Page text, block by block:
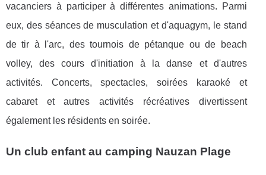
vacanciers à participer à différentes animations. Parmi
eux, des séances de musculation et d'aquagym, le stand
de tir à l'arc, des tournois de pétanque ou de beach
volley, des cours d'initiation à la danse et d'autres
activités. Concerts, spectacles, soirées karaoké et
cabaret et autres activités récréatives divertissent
également les résidents en soirée.
Un club enfant au camping Nauzan Plage